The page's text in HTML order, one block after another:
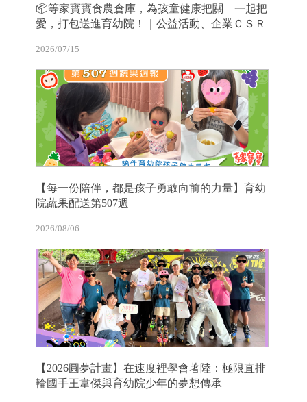
📦等家寶寶食農倉庫，為孩童健康把關 一起把
愛，打包送進育幼院！｜公益活動、企業ＣＳＲ
2026/07/15
【每一份陪伴，都是孩子勇敢向前的力量】育幼
院蔬果配送第507週
2026/08/06
【2026圓夢計畫】在速度裡學會著陸：極限直排
輪國手王韋傑與育幼院少年的夢想傳承